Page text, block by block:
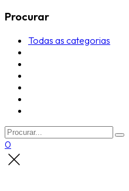
Procurar
Todas as categorias
0